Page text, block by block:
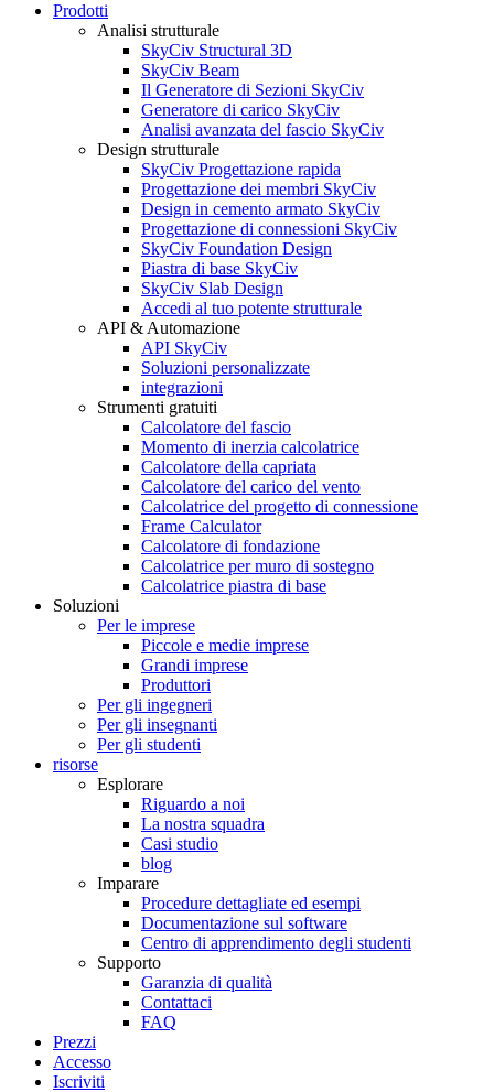
Prodotti
Analisi strutturale
SkyCiv Structural 3D
SkyCiv Beam
Il Generatore di Sezioni SkyCiv
Generatore di carico SkyCiv
Analisi avanzata del fascio SkyCiv
Design strutturale
SkyCiv Progettazione rapida
Progettazione dei membri SkyCiv
Design in cemento armato SkyCiv
Progettazione di connessioni SkyCiv
SkyCiv Foundation Design
Piastra di base SkyCiv
SkyCiv Slab Design
Accedi al tuo potente strutturale
API & Automazione
API SkyCiv
Soluzioni personalizzate
integrazioni
Strumenti gratuiti
Calcolatore del fascio
Momento di inerzia calcolatrice
Calcolatore della capriata
Calcolatore del carico del vento
Calcolatrice del progetto di connessione
Frame Calculator
Calcolatore di fondazione
Calcolatrice per muro di sostegno
Calcolatrice piastra di base
Soluzioni
Per le imprese
Piccole e medie imprese
Grandi imprese
Produttori
Per gli ingegneri
Per gli insegnanti
Per gli studenti
risorse
Esplorare
Riguardo a noi
La nostra squadra
Casi studio
blog
Imparare
Procedure dettagliate ed esempi
Documentazione sul software
Centro di apprendimento degli studenti
Supporto
Garanzia di qualità
Contattaci
FAQ
Prezzi
Accesso
Iscriviti